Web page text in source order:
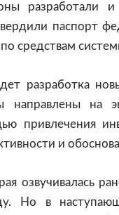
разработали и
паспорт
по средствам
разработка
направлены на
привлечения
и
озвучивалась
Но в